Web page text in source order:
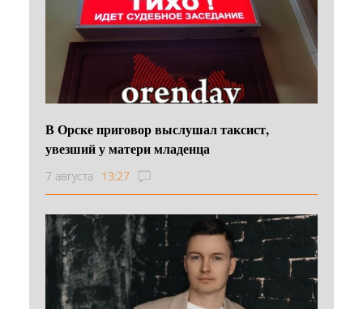
В Орске приговор выслушал таксист,
увезший у матери младенца
7 августа 13:27